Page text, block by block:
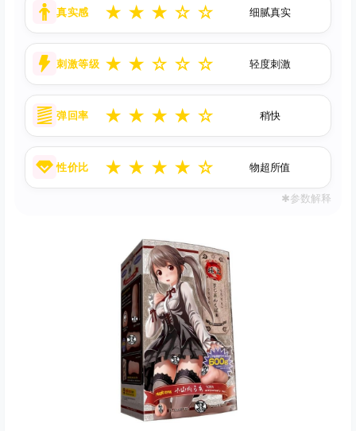
真实感 ★ ★ ★ ☆ ☆ 细腻真实
刺激等级 ★ ★ ☆ ☆ ☆ 轻度刺激
弹回率 ★ ★ ★ ★ ☆ 稍快
性价比 ★ ★ ★ ★ ☆ 物超所值
✱参数解释